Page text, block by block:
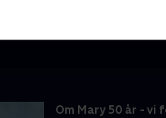
Om Mary 50 år - vi